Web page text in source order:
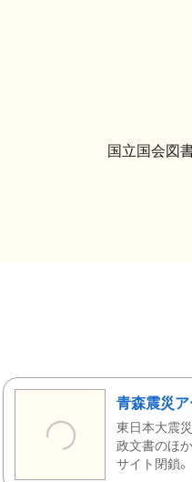
国立国会図
青森震災ア
東日本大震
政文書のほ
サイト閉鎖。